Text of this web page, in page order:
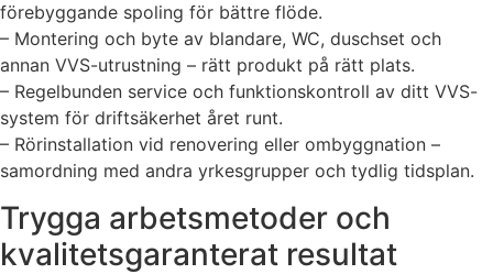
förebyggande spoling för bättre flöde.
– Montering och byte av blandare, WC, duschset och
annan VVS-utrustning – rätt produkt på rätt plats.
– Regelbunden service och funktionskontroll av ditt VVS-
system för driftsäkerhet året runt.
– Rörinstallation vid renovering eller ombyggnation –
samordning med andra yrkesgrupper och tydlig tidsplan.
Trygga arbetsmetoder och
kvalitetsgaranterat resultat